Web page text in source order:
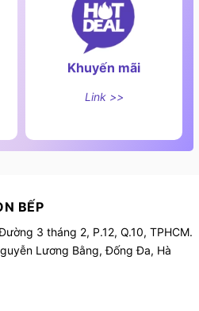
Khuyến mãi
Link >>
BẾP
3 tháng 2, P.12, Q.10, TPHCM.
Lương Bằng, Đống Đa, Hà